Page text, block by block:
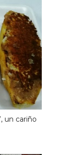
un cariño